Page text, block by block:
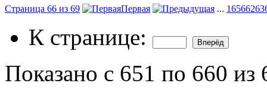
Страница 66 из 69 Первая ... 16566263
К странице:
Показано с 651 по 660 из